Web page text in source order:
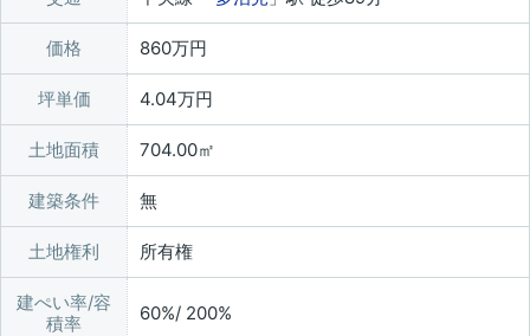
価格 860万円
坪単価 4.04万円
土地面積 704.00㎡
建築条件 無
土地権利 所有権
建ぺい率/容
積率
60%/ 200%